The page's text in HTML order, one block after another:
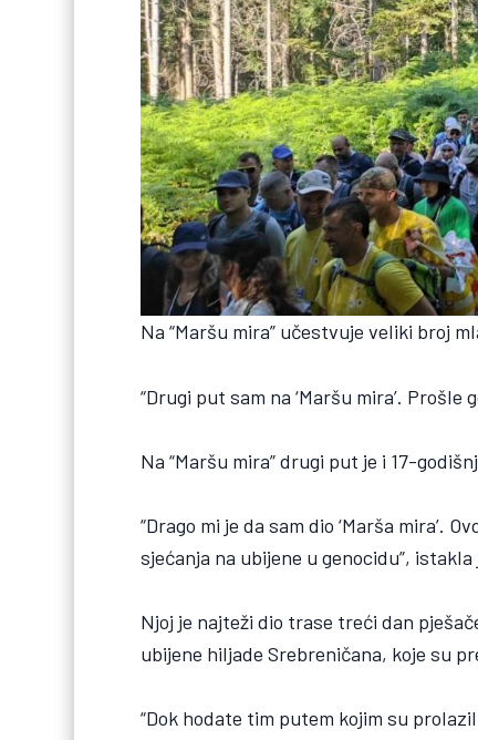
Na “Maršu mira” učestvuje veliki broj
“Drugi put sam na ‘Maršu mira’.
Na “Maršu mira” drugi put je i 17-
“Drago mi je da sam dio ‘Marša mira’.
sjećanja na ubijene u genocidu”, istakla
Njoj je najteži dio trase treći dan
ubijene hiljade Srebreničana, koje su
“Dok hodate tim putem kojim su